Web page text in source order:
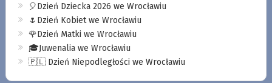
🎈Dzień Dziecka 2026 we Wrocławiu
🌷Dzień Kobiet we Wrocławiu
🌹Dzień Matki we Wrocławiu
🎓Juwenalia we Wrocławiu
🇵🇱 Dzień Niepodległości we Wrocławiu